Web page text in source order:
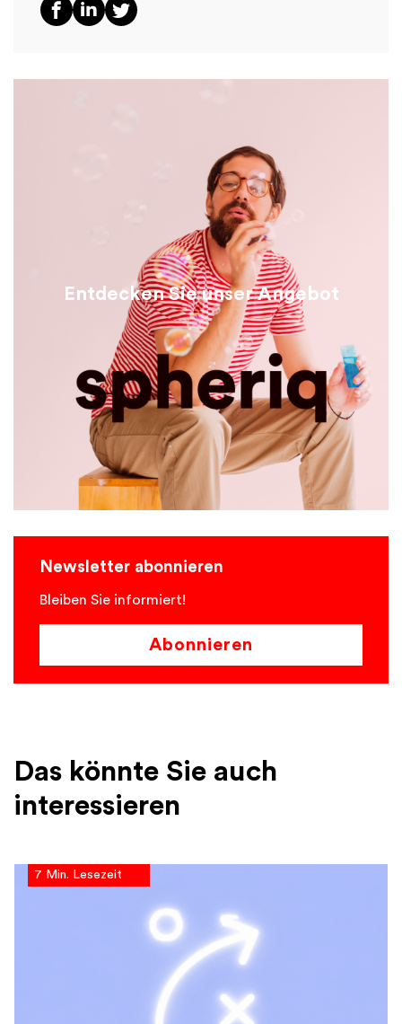
Entdecken Sie unser Angebot
Newsletter abonnieren
Bleiben Sie informiert!
Abonnieren
Das könnte Sie auch
interessieren
7 Min. Lesezeit